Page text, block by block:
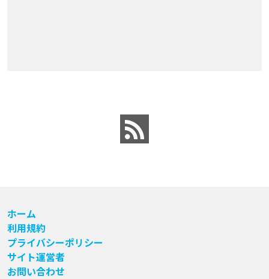
ホーム
利用規約
プライバシーポリシー
サイト運営者
お問い合わせ